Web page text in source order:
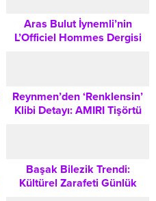
Aras Bulut İynemli’nin
L’Officiel Hommes Dergisi
Reynmen’den ‘Renklensin’
Klibi Detayı: AMIRI Tişörtü
Başak Bilezik Trendi:
Kültürel Zarafeti Günlük